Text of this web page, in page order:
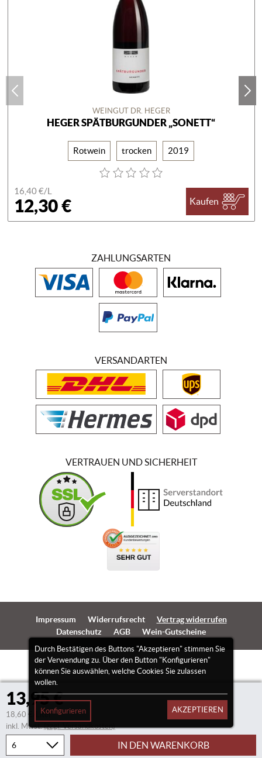
13,95 €
18,60 €/Liter
inkl. Mwst.(zzgl. Versandkosten)
IN DEN WARENKORB
WEINGUT DR. HEGER
HEGER SPÄTBURGUNDER „SONETT“
Rotwein trocken 2019
16,40 €/L
12,30 € Kaufen
Durch Bestätigen des Buttons "Akzeptieren" stimmen Sie
der Verwendung zu. Über den Button "Konfigurieren"
können Sie auswählen, welche Cookies Sie zulassen
wollen.
Konfigurieren AKZEPTIEREN
ZAHLUNGSARTEN
VERSANDARTEN
VERTRAUEN UND SICHERHEIT
Impressum Widerrufsrecht
Vertrag widerrufen
Datenschutz
AGB Wein-Gutscheine